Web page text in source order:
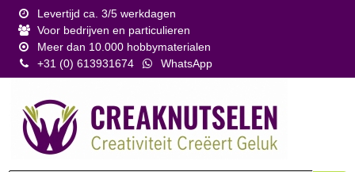
Levertijd ca. 3/5 werkdagen
Voor bedrijven en particulieren
Meer dan 10.000 hobbymaterialen
+31 (0) 613931674
WhatsApp